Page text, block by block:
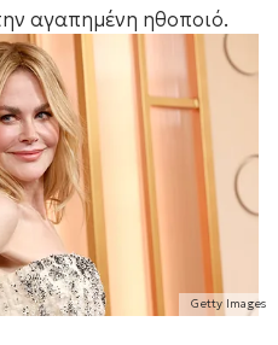
Getty Images
αγαπημένη ηθοποιό.